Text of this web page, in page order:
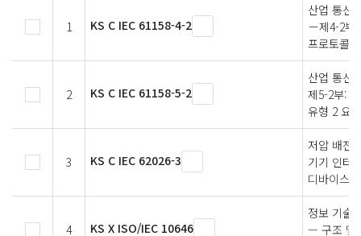
1 KS C IEC 61158-4-2
산업 통신
－제4-2부
프로토콜
2 KS C IEC 61158-5-2
산업 통신
제5-2부:
유형 2 요소
3 KS C IEC 62026-3
저압 배전
기기 인터
디바이스
4 KS X ISO/IEC 10646
정보 기술
— 구조 및